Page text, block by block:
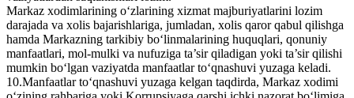
Markaz xodimlarining o‘zlarining xizmat majburiyatlarini lozim
darajada va xolis bajarishlariga, jumladan, xolis qaror qabul qilishga
hamda Markazning tarkibiy bo‘linmalarining huquqlari, qonuniy
manfaatlari, mol-mulki va nufuziga ta’sir qiladigan yoki ta’sir qilishi
mumkin bo‘lgan vaziyatda manfaatlar to‘qnashuvi yuzaga keladi.
10.Manfaatlar to‘qnashuvi yuzaga kelgan taqdirda, Markaz xodimi